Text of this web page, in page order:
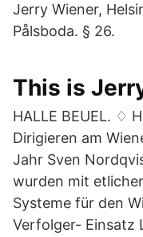
Jerry Wiener,
Pålsboda. § 26.
This is
HALLE BEUEL. ♢
Dirigieren am
Jahr Sven
wurden mit
Systeme für den
Verfolger- Einsatz